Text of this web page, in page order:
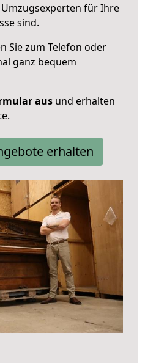
für Ihre
sind.
Sie zum Telefon oder
ganz bequem
aus und erhalten
erhalten